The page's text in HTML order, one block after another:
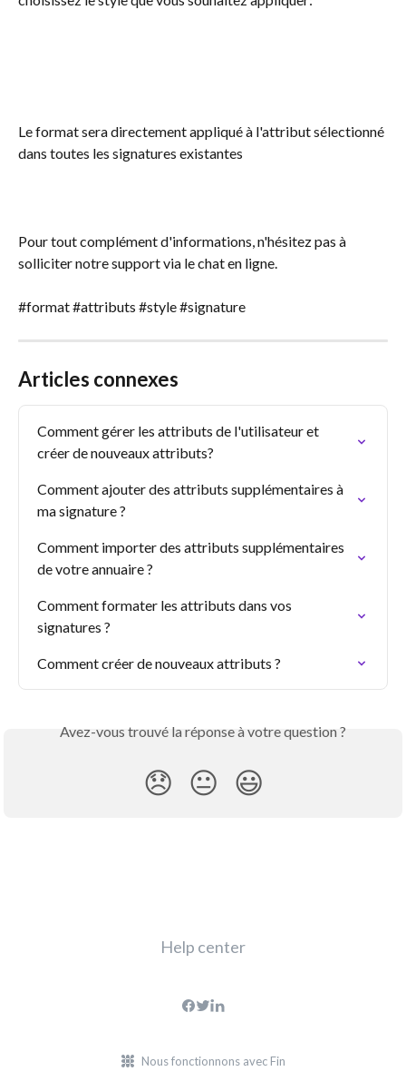
Le format sera directement appliqué à l'attribut sélectionné
dans toutes les signatures existantes
Pour tout complément d'informations, n'hésitez pas à
solliciter notre support via le chat en ligne.
#format #attributs #style #signature
Articles connexes
Comment gérer les attributs de l'utilisateur et
créer de nouveaux attributs?
Comment ajouter des attributs supplémentaires à
ma signature ?
Comment importer des attributs supplémentaires
de votre annuaire ?
Comment formater les attributs dans vos
signatures ?
Comment créer de nouveaux attributs ?
Avez-vous trouvé la réponse à votre question ?
😞 😐 😃
Help center
Nous fonctionnons avec Fin